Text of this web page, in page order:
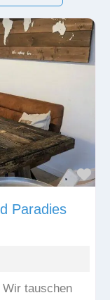
Paradies
Wir tauschen